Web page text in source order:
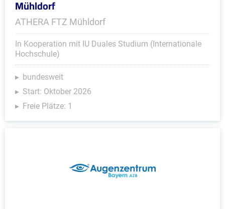
Mühldorf
ATHERA FTZ Mühldorf
In Kooperation mit IU Duales Studium (Internationale
Hochschule)
bundesweit
Start: Oktober 2026
Freie Plätze: 1